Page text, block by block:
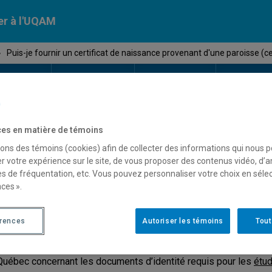
à l'UQAM
Puis-je fournir un certificat de naissance provenant d'une paroisse
je fournir un certificat
d'une paroisse
. Depuis le trimestre d’hiver 2013, le ministère de l’Éducation
concernant les documents d’identité requis pour les
en matière de témoins
des témoins (cookies) afin de collecter des informations qui nous
votre expérience sur le site, de vous proposer des contenus vidéo,
de fréquentation, etc. Vous pouvez personnaliser votre choix en
».
Autoriser les témoins